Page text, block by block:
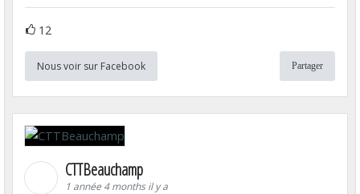
12
Nous voir sur Facebook Partager
CTTBeauchamp
1 année 4 months il y a